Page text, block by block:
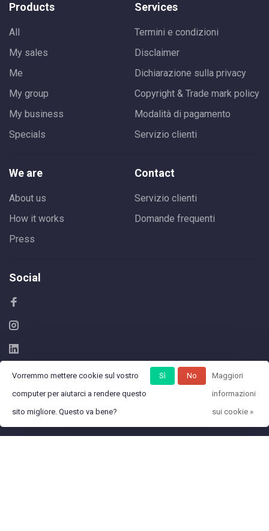
Products
All
My sales
Me
My group
My business
Specials
Services
Termini e condizioni
Disclaimer
Dichiarazione sulla privacy
Copyright & Trade mark policy
Modalità di pagamento
Servizio clienti
We are
About us
How it works
Press
Contact
Servizio clienti
Domande frequenti
Social
Vorremmo mettere cookie sul vostro
computer per aiutarci a rendere questo
sito migliore. Questo va bene?
Sì No
Maggiori
informazioni
sui cookie »